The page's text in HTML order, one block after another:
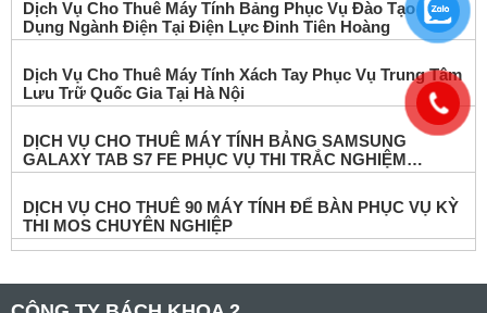
Dịch Vụ Cho Thuê Máy Tính Bảng Phục Vụ Đào Tạo Ứng
Dụng Ngành Điện Tại Điện Lực Đinh Tiên Hoàng
Dịch Vụ Cho Thuê Máy Tính Xách Tay Phục Vụ Trung Tâm
Lưu Trữ Quốc Gia Tại Hà Nội
DỊCH VỤ CHO THUÊ MÁY TÍNH BẢNG SAMSUNG
GALAXY TAB S7 FE PHỤC VỤ THI TRẮC NGHIỆM
ONLINE
DỊCH VỤ CHO THUÊ 90 MÁY TÍNH ĐỂ BÀN PHỤC VỤ KỲ
THI MOS CHUYÊN NGHIỆP